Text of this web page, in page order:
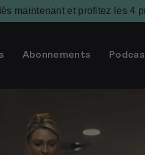
maintenant et profitez les 4
Abonnements